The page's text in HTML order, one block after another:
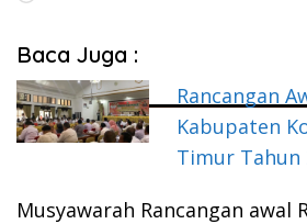
Baca Juga :
Rancangan
Kabupaten
Timur Tahun
Musyawarah Rancangan awal